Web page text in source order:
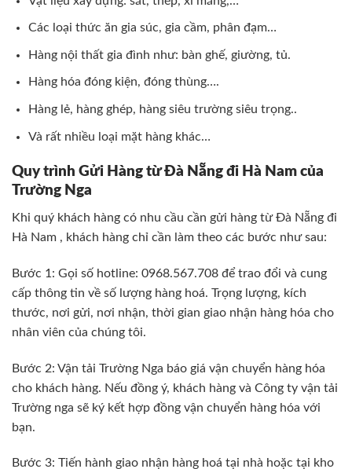
Các loại thức ăn gia súc, gia cầm, phân đạm…
Hàng nội thất gia đình như: bàn ghế, giường, tủ.
Hàng hóa đóng kiện, đóng thùng….
Hàng lẻ, hàng ghép, hàng siêu trường siêu trọng..
Và rất nhiều loại mặt hàng khác…
Quy trình Gửi Hàng từ Đà Nẵng đi Hà Nam của
Trường Nga
Khi quý khách hàng có nhu cầu cần gửi hàng từ Đà Nẵng đi
Hà Nam , khách hàng chỉ cần làm theo các bước như sau:
Bước 1: Gọi số hotline: 0968.567.708 để trao đổi và cung
cấp thông tin về số lượng hàng hoá. Trọng lượng, kích
thước, nơi gửi, nơi nhận, thời gian giao nhận hàng hóa cho
nhân viên của chúng tôi.
Bước 2: Vận tải Trường Nga báo giá vận chuyển hàng hóa
cho khách hàng. Nếu đồng ý, khách hàng và Công ty vận tải
Trường nga sẽ ký kết hợp đồng vận chuyển hàng hóa với
bạn.
Bước 3: Tiến hành giao nhận hàng hoá tại nhà hoặc tại kho